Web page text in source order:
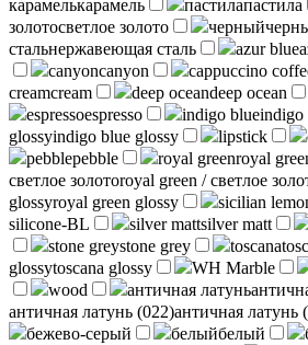
карамелькарамель пастилапастила
золотосветлое золото черный
стальнержавеющая сталь azur blue
canyoncanyon cappuccino
creamcream deep oceandeep ocean
espressoespresso indigo blueindigo
glossyindigo blue glossy lipstick
pebblepebble royal greenroyal
светлое золотоroyal green / светлое
glossyroyal green glossy sicilian
silicone-BL
silver mattsilver matt
stone greystone grey toscana
glossytoscana glossy WH Marble
wood
античная латунь
античная латунь (022)античная латунь
бежево-серый
белыйбелый